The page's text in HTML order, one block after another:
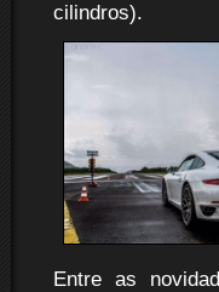
cilindros).
Entre as